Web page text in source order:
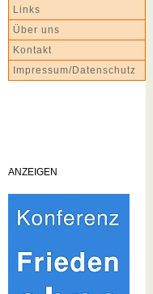
Links
Über uns
Kontakt
Impressum/Datenschutz
ANZEIGEN